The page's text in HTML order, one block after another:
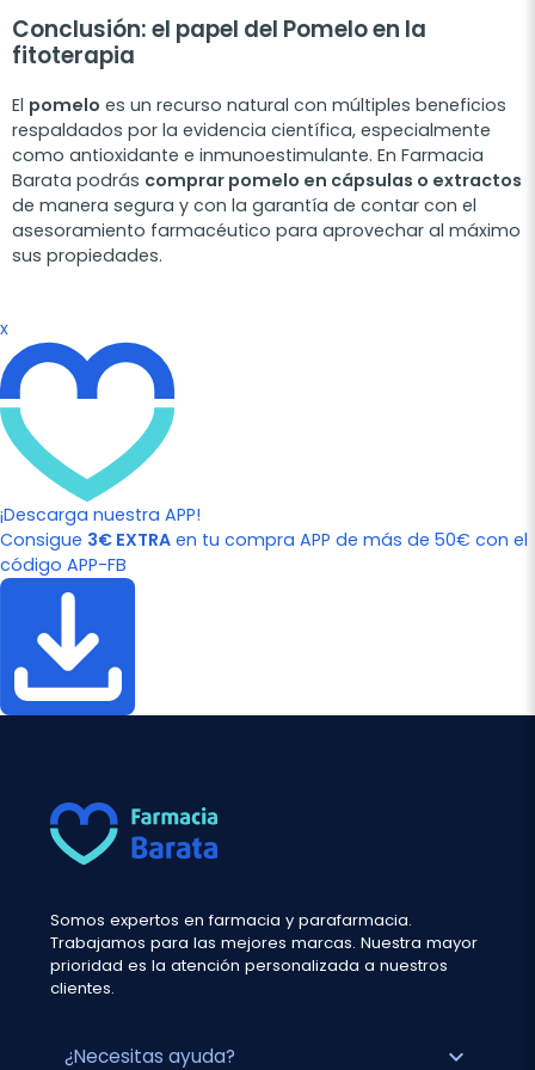
Conclusión: el papel del Pomelo en la
fitoterapia
El pomelo es un recurso natural con múltiples beneficios
respaldados por la evidencia científica, especialmente
como antioxidante e inmunoestimulante. En Farmacia
Barata podrás comprar pomelo en cápsulas o extractos
de manera segura y con la garantía de contar con el
asesoramiento farmacéutico para aprovechar al máximo
sus propiedades.
x
¡Descarga nuestra APP!
Consigue 3€ EXTRA en tu compra APP de más de 50€ con el
código APP-FB
Somos expertos en farmacia y parafarmacia.
Trabajamos para las mejores marcas. Nuestra mayor
prioridad es la atención personalizada a nuestros
clientes.
¿Necesitas ayuda? expand_more